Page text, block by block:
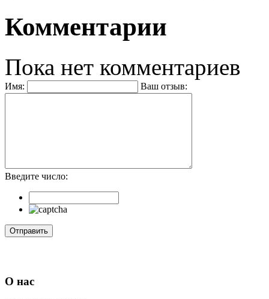
Комментарии
Пока нет комментариев
Имя: Ваш отзыв:
Введите число:
О нас